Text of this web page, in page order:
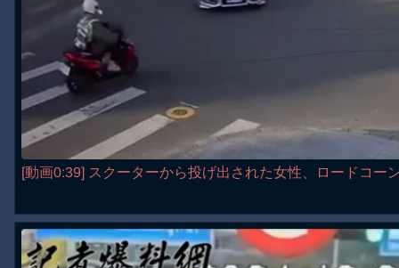
[動画0:39] スクーターから投げ出された女性、ロードコー